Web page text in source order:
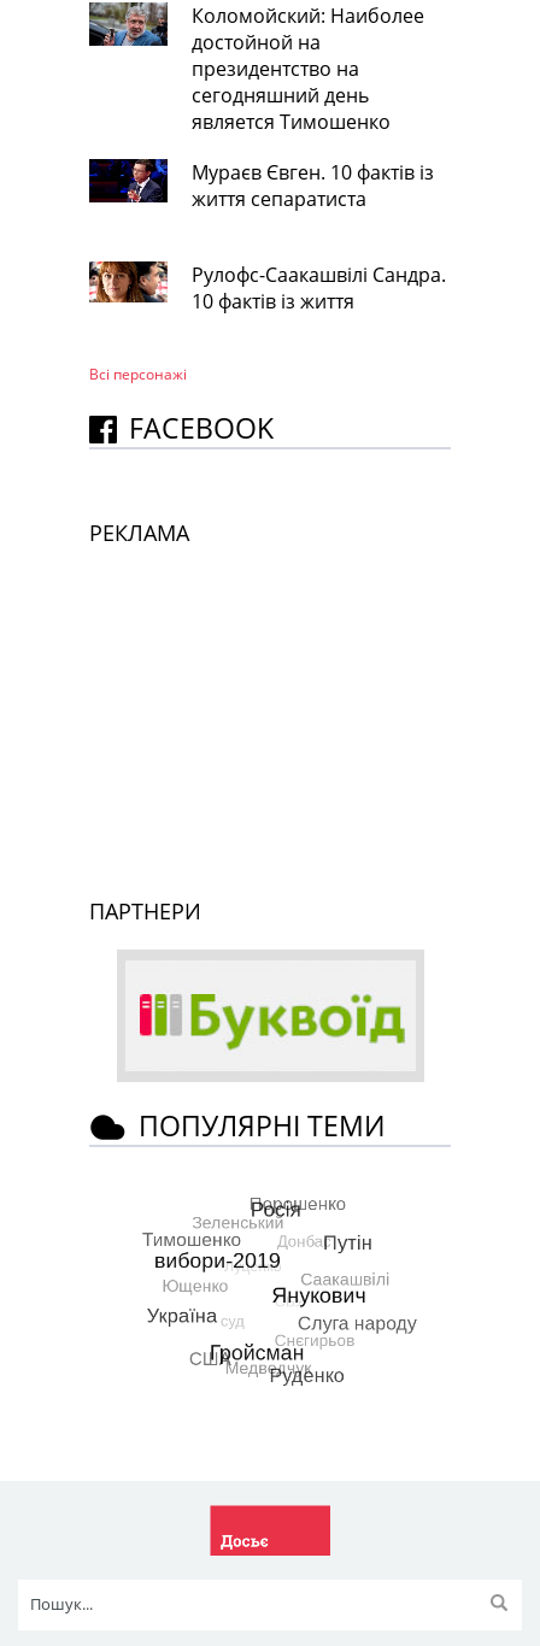
Коломойский: Наиболее
достойной на
президентство на
сегодняшний день
является Тимошенко
Мураєв Євген. 10 фактів із
життя сепаратиста
Рулофс-Саакашвілі Сандра.
10 фактів із життя
Всі персонажi
FACEBOOK
РЕКЛАМА
ПАРТНЕРИ
ПОПУЛЯРНІ ТЕМИ